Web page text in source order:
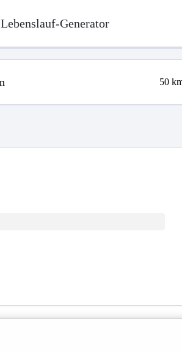
Lebenslauf-Generator
50